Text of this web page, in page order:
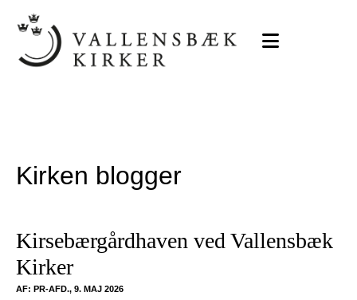
Kirken blogger
Kirsebærgårdhaven ved Vallensbæk
Kirker
AF: PR-AFD., 9. MAJ 2026